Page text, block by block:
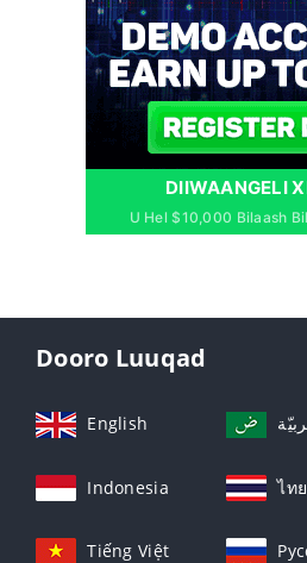
DIIWAANGELI
U Hel $10,000 Bilaash
Dooro Luuqad
English
Indonesia ไทย
Tiếng Việt